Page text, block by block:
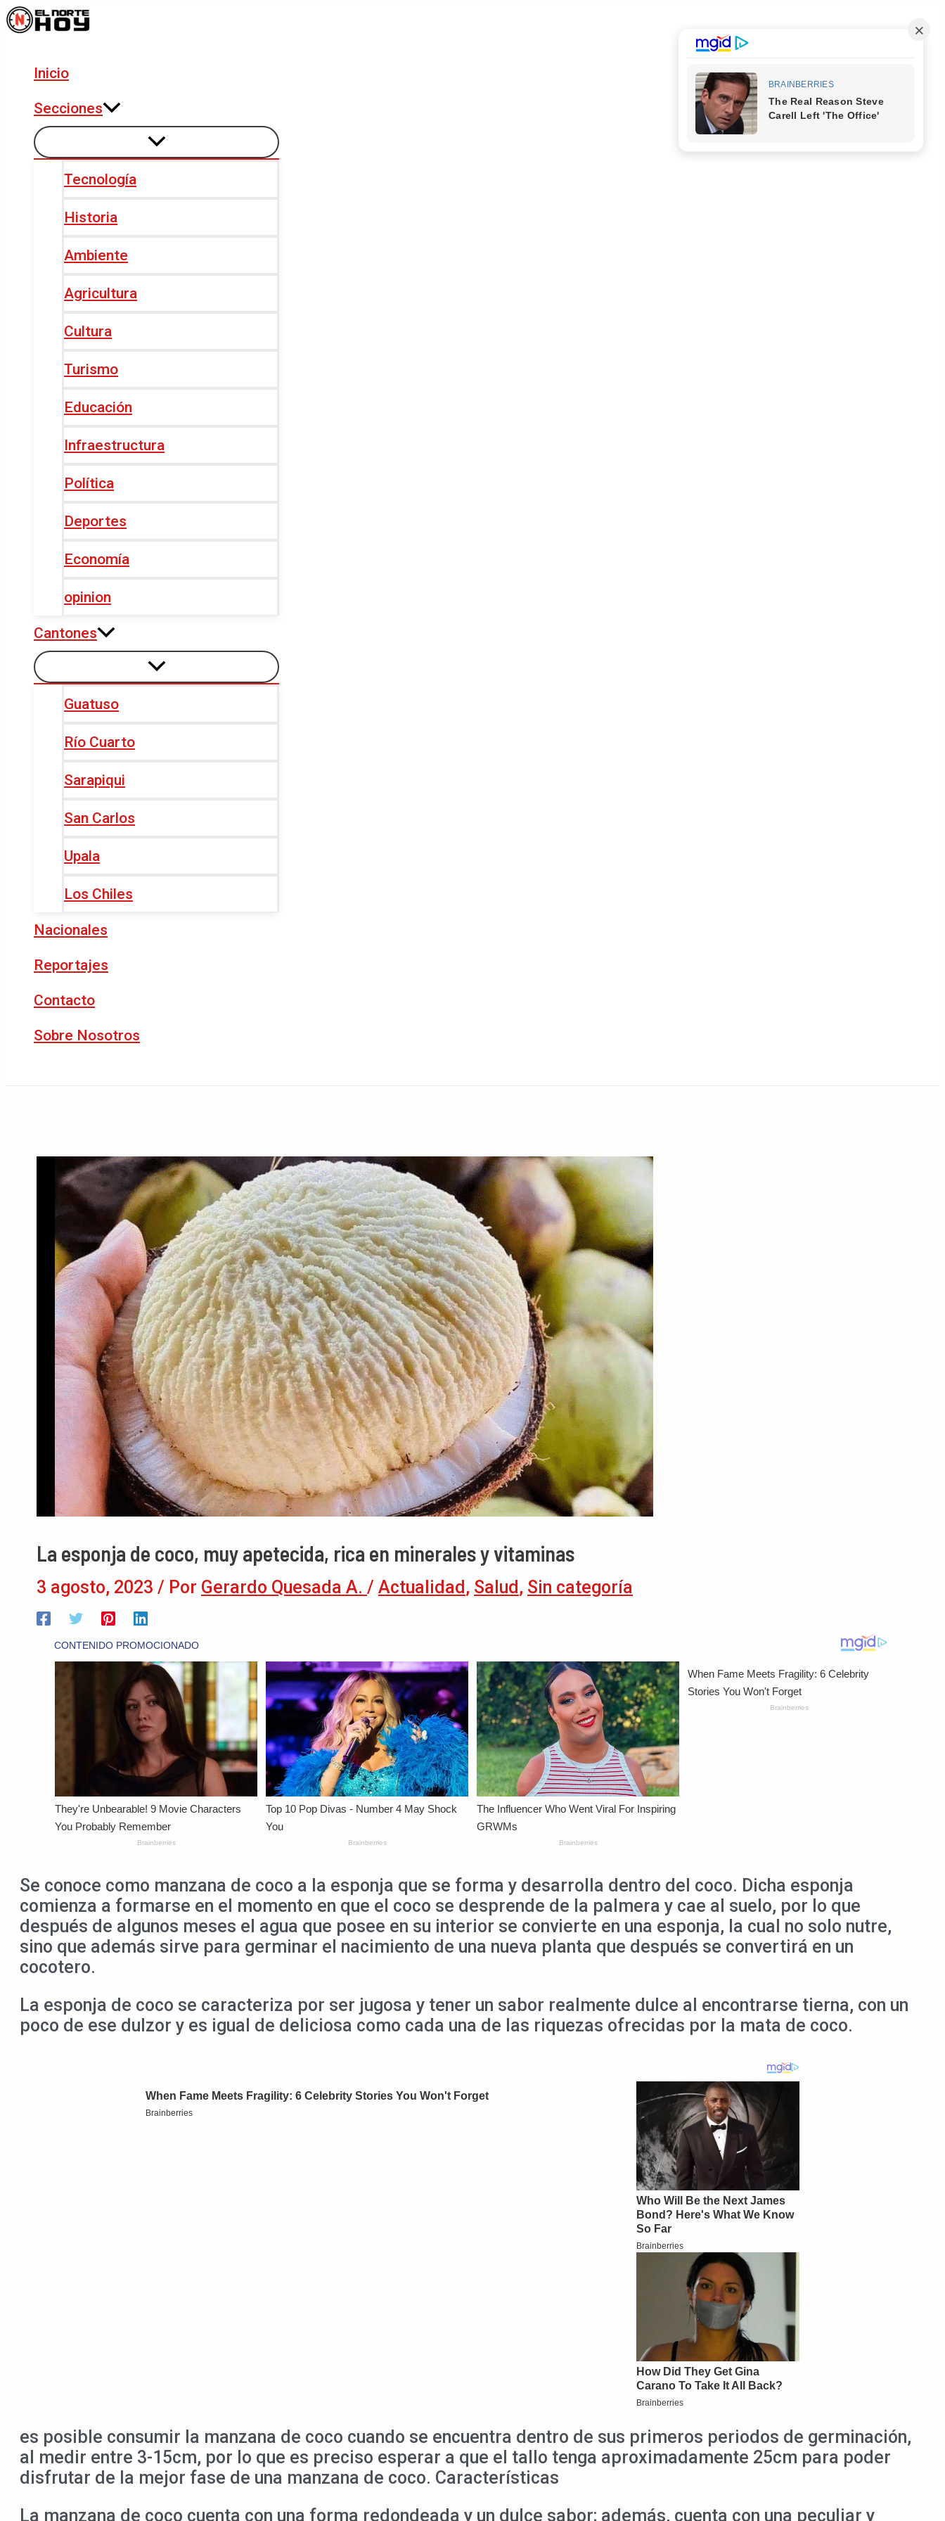
Ir
al
Inicio
Secciones
Tecnología
Historia
Ambiente
Agricultura
Cultura
Turismo
Educación
Infraestructura
Política
Deportes
Economía
opinion
Cantones
Guatuso
Río Cuarto
Sarapiqui
San Carlos
Upala
Los Chiles
Nacionales
Reportajes
Contacto
Sobre Nosotros
La esponja de coco, muy apetecida, rica en minerales y vitaminas
3 agosto, 2023 / Por Gerardo Quesada A. / Actualidad , Salud , Sin categoría
Se conoce como manzana de coco a la esponja que se forma y desarrolla dentro del coco. Dicha esponja
comienza a formarse en el momento en que el coco se desprende de la palmera y cae al suelo, por lo que
después de algunos meses el agua que posee en su interior se convierte en una esponja, la cual no solo nutre,
sino que además sirve para germinar el nacimiento de una nueva planta que después se convertirá en un
cocotero.
La esponja de coco se caracteriza por ser jugosa y tener un sabor realmente dulce al encontrarse tierna, con un
poco de ese dulzor y es igual de deliciosa como cada una de las riquezas ofrecidas por la mata de coco.
es posible consumir la manzana de coco cuando se encuentra dentro de sus primeros periodos de germinación,
al medir entre 3-15cm, por lo que es preciso esperar a que el tallo tenga aproximadamente 25cm para poder
disfrutar de la mejor fase de una manzana de coco. Características
La manzana de coco cuenta con una forma redondeada y un dulce sabor; además, cuenta con una peculiar y
Navegación
de